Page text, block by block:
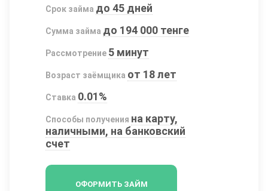
Срок займа до 45 дней
Сумма займа до 194 000 тенге
Рассмотрение 5 минут
Возраст заёмщика от 18 лет
Ставка 0.01%
Способы получения на карту,
наличными, на банковский
счет
ОФОРМИТЬ ЗАЙМ